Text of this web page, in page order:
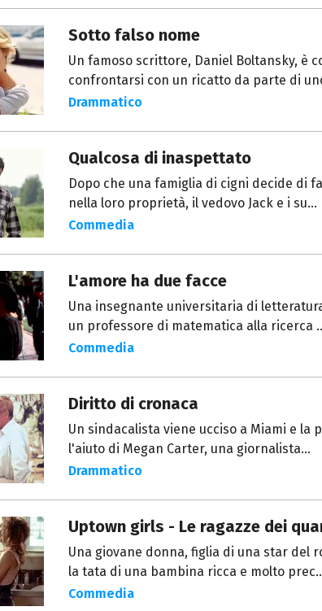
Sotto falso nome
Un famoso scrittore, Daniel Boltansky, è
confrontarsi con un ricatto da parte di
Drammatico
Qualcosa di inaspettato
Dopo che una famiglia di cigni decide di
nella loro proprietà, il vedovo Jack e i su...
Commedia
L'amore ha due facce
Una insegnante universitaria di
un professore di matematica alla ricerca
Commedia
Diritto di cronaca
Un sindacalista viene ucciso a Miami e la
l'aiuto di Megan Carter, una giornalista...
Drammatico
Uptown girls - Le ragazze dei
Una giovane donna, figlia di una star del
la tata di una bambina ricca e molto
Commedia